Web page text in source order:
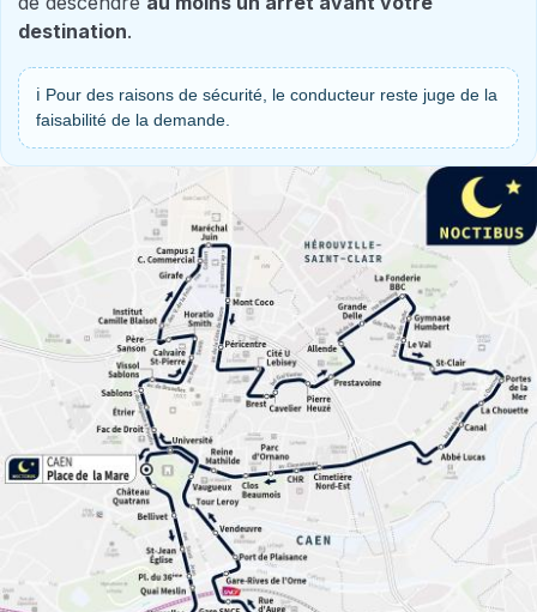
destination.
ℹ️ Pour des raisons de sécurité, le conducteur reste juge de la
faisabilité de la demande.